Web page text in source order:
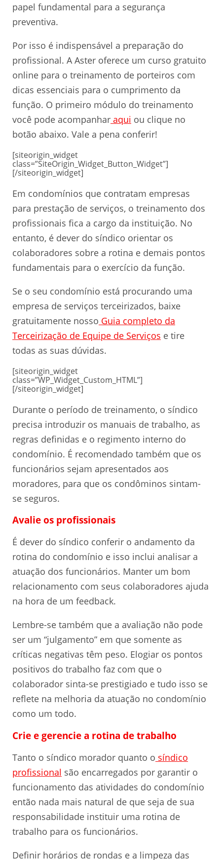
papel fundamental para a segurança
preventiva.
Por isso é indispensável a preparação do
profissional. A Aster oferece um curso gratuito
online para o treinamento de porteiros com
dicas essenciais para o cumprimento da
função. O primeiro módulo do treinamento
você pode acompanhar aqui ou clique no
botão abaixo. Vale a pena conferir!
[siteorigin_widget
class=”SiteOrigin_Widget_Button_Widget”]
[/siteorigin_widget]
Em condomínios que contratam empresas
para prestação de serviços, o treinamento dos
profissionais fica a cargo da instituição. No
entanto, é dever do síndico orientar os
colaboradores sobre a rotina e demais pontos
fundamentais para o exercício da função.
Se o seu condomínio está procurando uma
empresa de serviços terceirizados, baixe
gratuitamente nosso Guia completo da
Terceirização de Equipe de Serviços e tire
todas as suas dúvidas.
[siteorigin_widget
class=”WP_Widget_Custom_HTML”]
[/siteorigin_widget]
Durante o período de treinamento, o síndico
precisa introduzir os manuais de trabalho, as
regras definidas e o regimento interno do
condomínio. É recomendado também que os
funcionários sejam apresentados aos
moradores, para que os condôminos sintam-
se seguros.
Avalie os profissionais
É dever do síndico conferir o andamento da
rotina do condomínio e isso inclui analisar a
atuação dos funcionários. Manter um bom
relacionamento com seus colaboradores ajuda
na hora de um feedback.
Lembre-se também que a avaliação não pode
ser um “julgamento” em que somente as
críticas negativas têm peso. Elogiar os pontos
positivos do trabalho faz com que o
colaborador sinta-se prestigiado e tudo isso se
reflete na melhoria da atuação no condomínio
como um todo.
Crie e gerencie a rotina de trabalho
Tanto o síndico morador quanto o síndico
profissional são encarregados por garantir o
funcionamento das atividades do condomínio
então nada mais natural de que seja de sua
responsabilidade instituir uma rotina de
trabalho para os funcionários.
Definir horários de rondas e a limpeza das